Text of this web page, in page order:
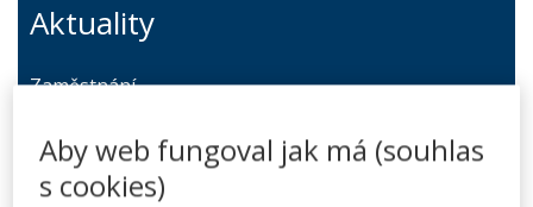
Aktuality
Zaměstnání
Podnikání
Ochrana osobních údajů
Aby web fungoval jak má (souhlas
s cookies)